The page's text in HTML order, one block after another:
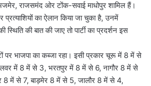
राजसमंद ओर टोंक-सवाई माधोपुर शामिल हैं।
प्रत्याशियों का ऐलान किया जा चुका है, उनमें
स्थिति की बात की जाए तो पार्टी का प्रदर्शन इस
पर भाजपा का कब्जा रहा। इसी प्रकार चूरू में 8 में से
में 8 में से 3, भरतपुर में 8 में से 6, नागौर 8 में से
8 में से 7, बाड़मेर 8 में से 5, जालौर 8 में से 4,